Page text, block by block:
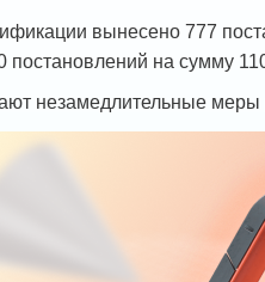
вынесено 777
постановлений на сумму
незамедлительные